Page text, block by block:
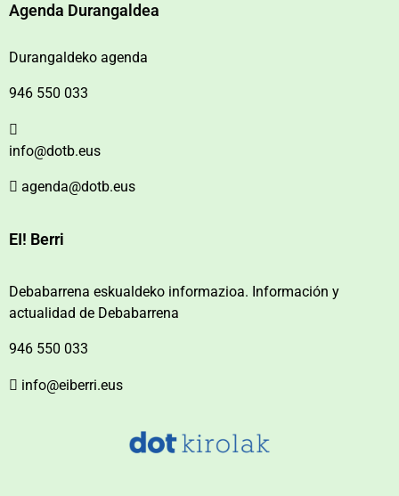
Agenda Durangaldea
Durangaldeko agenda
946 550 033
info@dotb.eus
agenda@dotb.eus
EI! Berri
Debabarrena eskualdeko informazioa. Información y
actualidad de Debabarrena
946 550 033
info@eiberri.eus